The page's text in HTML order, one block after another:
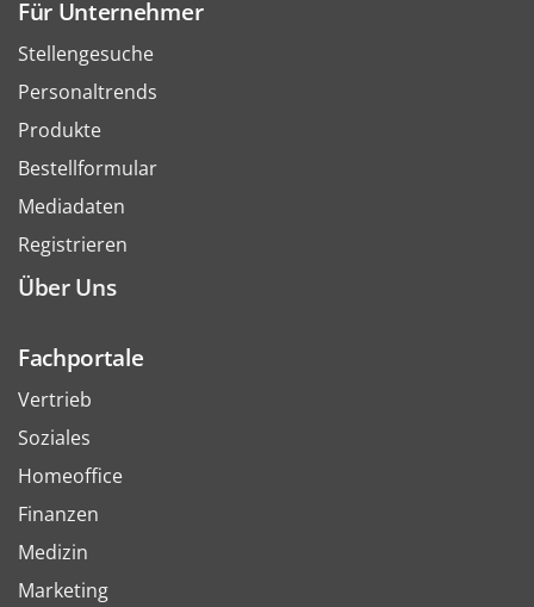
Für Unternehmer
Stellengesuche
Personaltrends
Produkte
Bestellformular
Mediadaten
Registrieren
Über Uns
Fachportale
Vertrieb
Soziales
Homeoffice
Finanzen
Medizin
Marketing